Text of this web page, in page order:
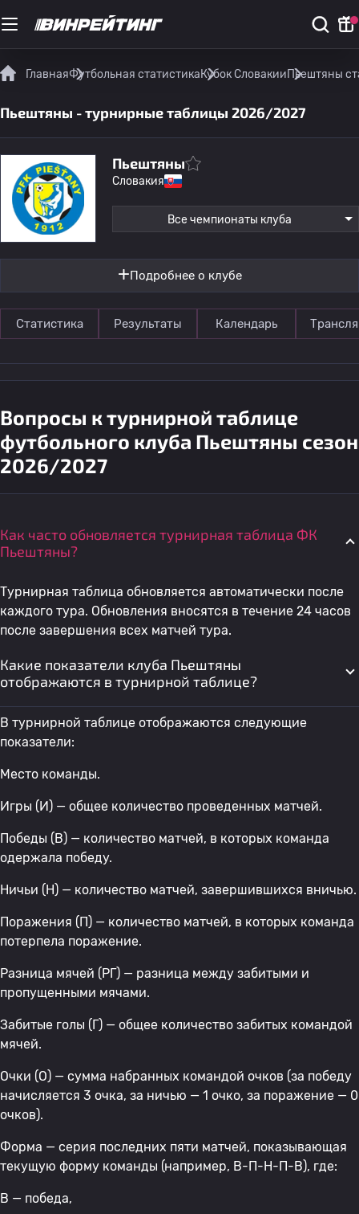
ГлавнаяФутбольная статистикаКубок СловакииПьештяны
Пьештяны - турнирные таблицы 2026/2027
Пьештяны
Словакия
Все чемпионаты клуба
Подробнее о клубе
Статистика Результаты Календарь
Вопросы к турнирной таблице
футбольного клуба Пьештяны сезон
2026/2027
Как часто обновляется турнирная таблица ФК
Пьештяны?
Турнирная таблица обновляется автоматически после
каждого тура. Обновления вносятся в течение 24 часов
после завершения всех матчей тура.
Какие показатели клуба Пьештяны
отображаются в турнирной таблице?
В турнирной таблице отображаются следующие
показатели:
Место команды.
Игры (И) — общее количество проведенных матчей.
Победы (В) — количество матчей, в которых команда
одержала победу.
Ничьи (Н) — количество матчей, завершившихся вничью.
Поражения (П) — количество матчей, в которых команда
потерпела поражение.
Разница мячей (РГ) — разница между забитыми и
пропущенными мячами.
Забитые голы (Г) — общее количество забитых командой
мячей.
Очки (О) — сумма набранных командой очков (за победу
начисляется 3 очка, за ничью — 1 очко, за поражение — 0
очков).
Форма — серия последних пяти матчей, показывающая
текущую форму команды (например, В-П-Н-П-В), где:
В — победа,